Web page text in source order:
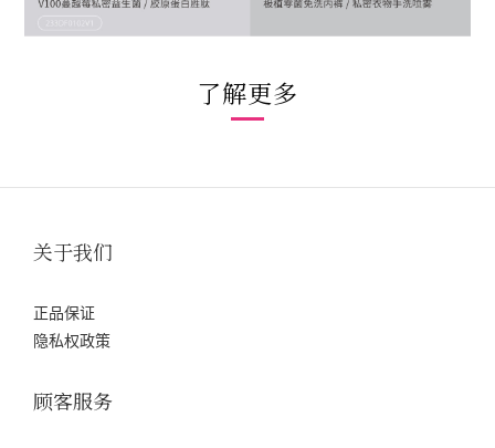
了解更多
关于我们
正品保证
隐私权政策
顾客服务